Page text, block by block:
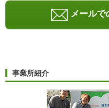
メールで
事業所紹介